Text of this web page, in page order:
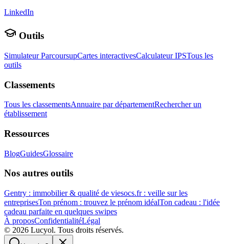
LinkedIn
Outils
Simulateur ParcoursupCartes interactivesCalculateur IPSTous les
outils
Classements
Tous les classementsAnnuaire par départementRechercher un
établissement
Ressources
BlogGuidesGlossaire
Nos autres outils
Gentry : immobilier & qualité de viesocs.fr : veille sur les
entreprisesTon prénom : trouvez le prénom idéalTon cadeau : l'idée
cadeau parfaite en quelques swipes
À proposConfidentialitéLégal
© 2026 Lucyol. Tous droits réservés.